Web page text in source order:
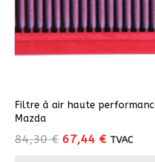
Filtre à air haute
Mazda
84,30€ Le
67,44 €Le
TVAC